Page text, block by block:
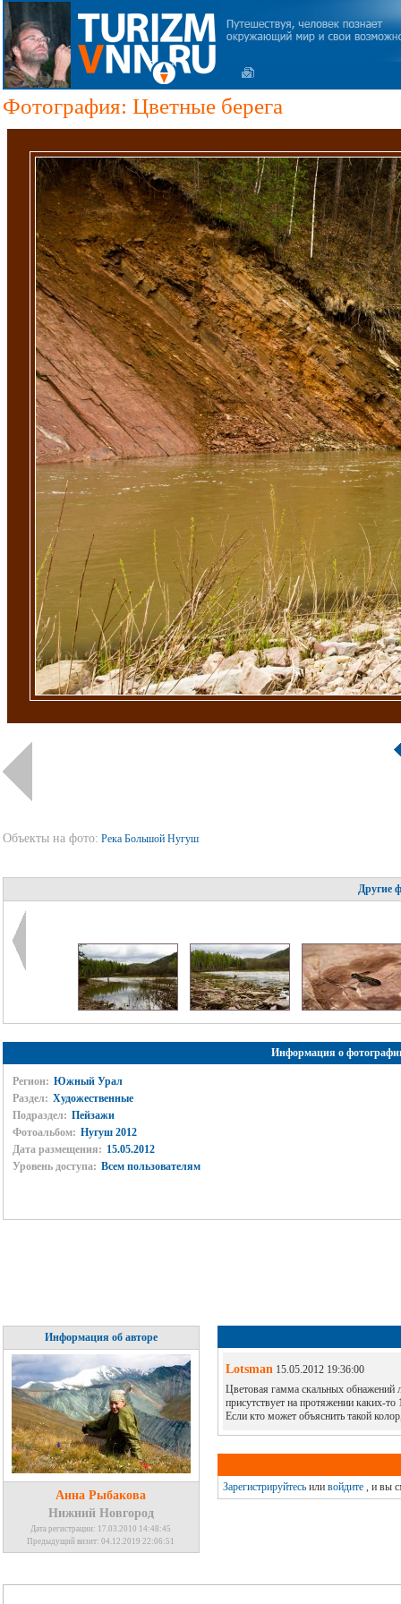
Фотография: Цветные берега
Объекты на фото: Река Большой Нугуш
Другие
Информация о
Регион: Южный Урал
Раздел: Художественные
Подраздел: Пейзажи
Фотоальбом: Нугуш 2012
Дата размещения: 15.05.2012
Уровень доступа: Всем пользователям
Информация об авторе
Анна Рыбакова
Нижний Новгород
Дата регистрации: 17.03.2010 14:48:45
Предыдущий визит: 04.12.2019 22:06:51
Lotsman15.05.2012 19:36:00
Цветовая гамма скальных обнажений
присутствует на протяжении каких-то
Если кто может объяснить такой
Зарегистрируйтесьили войдите, и вы